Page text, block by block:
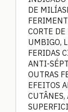
DE
CORTE DE
UMBIGO,
FERIDAS
ANTI-
OUTRAS
EFEITOS
CUTÂNES,